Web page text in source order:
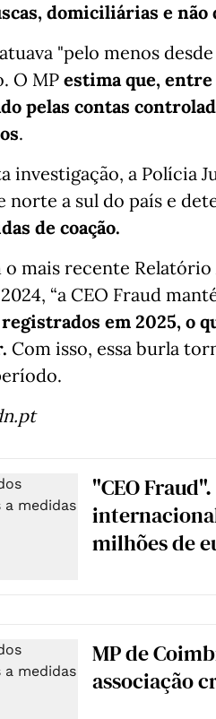
domiciliárias e
"pelo menos
O MP estima que,
pelas contas
.
investigação, a Polícia
a sul do país e
de coação.
mais recente Relatório
“a CEO Fraud
em 2025, o
Com isso, essa burla
"CEO
milhões de
MP de
associação